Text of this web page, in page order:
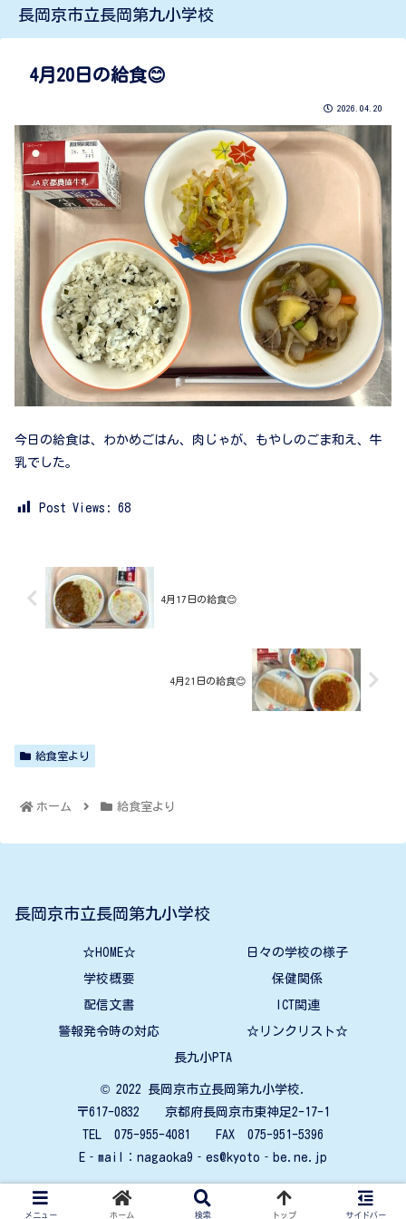
長岡京市立長岡第九小学校
4月20日の給食😊
2026.04.20
今日の給食は、わかめごはん、肉じゃが、もやしのごま和え、牛
乳でした。
Post Views: 68
4月17日の給食😊
4月21日の給食😊
給食室より
ホーム 給食室より
長岡京市立長岡第九小学校
☆HOME☆ 日々の学校の様子
学校概要 保健関係
配信文書 ICT関連
警報発令時の対応 ☆リンクリスト☆
長九小PTA
© 2022 長岡京市立長岡第九小学校.
〒617-0832 京都府長岡京市東神足2-17-1
TEL 075-955-4081 FAX 075-951-5396
E‐mail：nagaoka9‐es@kyoto‐be.ne.jp
メニュー ホーム 検索 トップ サイドバー